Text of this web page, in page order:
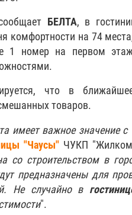
БЕЛТА, в
комфортности на 74
1 номер на первом
что в
товаров.
имеет важное значение с
"Чаусы" ЧУКП
со строительством в
предназначены для
Не случайно в
".